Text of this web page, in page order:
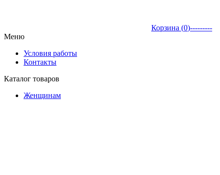
Корзина (0)---------
Меню
Условия работы
Контакты
Каталог товаров
Женщинам